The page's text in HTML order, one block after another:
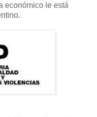
económico le está